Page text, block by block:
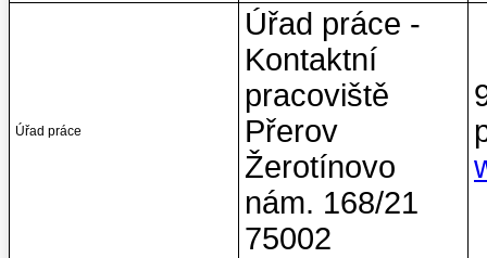
Úřad práce
Úřad práce -
Kontaktní
pracoviště
Přerov
Žerotínovo
nám. 168/21
75002